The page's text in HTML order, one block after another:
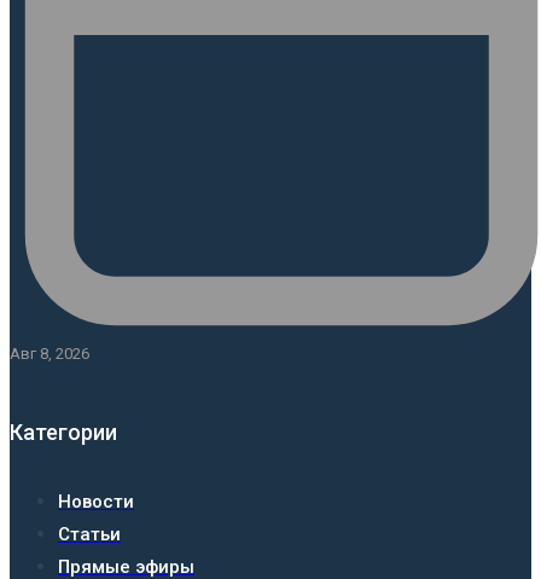
Авг 8, 2026
Категории
Новости
Статьи
Прямые эфиры